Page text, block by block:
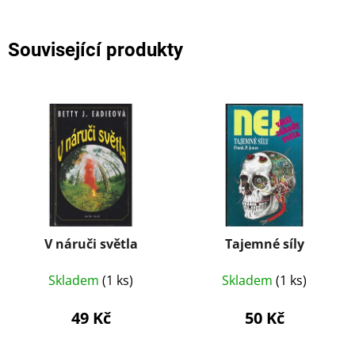
Související produkty
V náruči světla
Skladem (1 ks)
49 Kč
Tajemné síly
Skladem (1 ks)
50 Kč